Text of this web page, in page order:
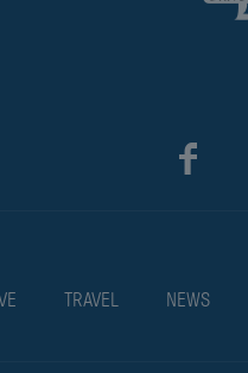
TRAVEL NEWS